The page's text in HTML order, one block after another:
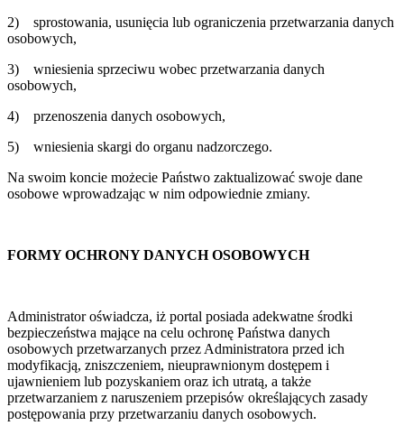
2) sprostowania, usunięcia lub ograniczenia przetwarzania danych
osobowych,
3) wniesienia sprzeciwu wobec przetwarzania danych
osobowych,
4) przenoszenia danych osobowych,
5) wniesienia skargi do organu nadzorczego.
Na swoim koncie możecie Państwo zaktualizować swoje dane
osobowe wprowadzając w nim odpowiednie zmiany.
FORMY OCHRONY DANYCH OSOBOWYCH
Administrator oświadcza, iż portal posiada adekwatne środki
bezpieczeństwa mające na celu ochronę Państwa danych
osobowych przetwarzanych przez Administratora przed ich
modyfikacją, zniszczeniem, nieuprawnionym dostępem i
ujawnieniem lub pozyskaniem oraz ich utratą, a także
przetwarzaniem z naruszeniem przepisów określających zasady
postępowania przy przetwarzaniu danych osobowych.